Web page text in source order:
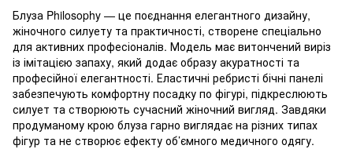
Блуза Philosophy — це поєднання елегантного дизайну,
жіночного силуету та практичності, створене спеціально
для активних професіоналів. Модель має витончений виріз
із імітацією запаху, який додає образу акуратності та
професійної елегантності. Еластичні ребристі бічні панелі
забезпечують комфортну посадку по фігурі, підкреслюють
силует та створюють сучасний жіночний вигляд. Завдяки
продуманому крою блуза гарно виглядає на різних типах
фігур та не створює ефекту об’ємного медичного одягу.